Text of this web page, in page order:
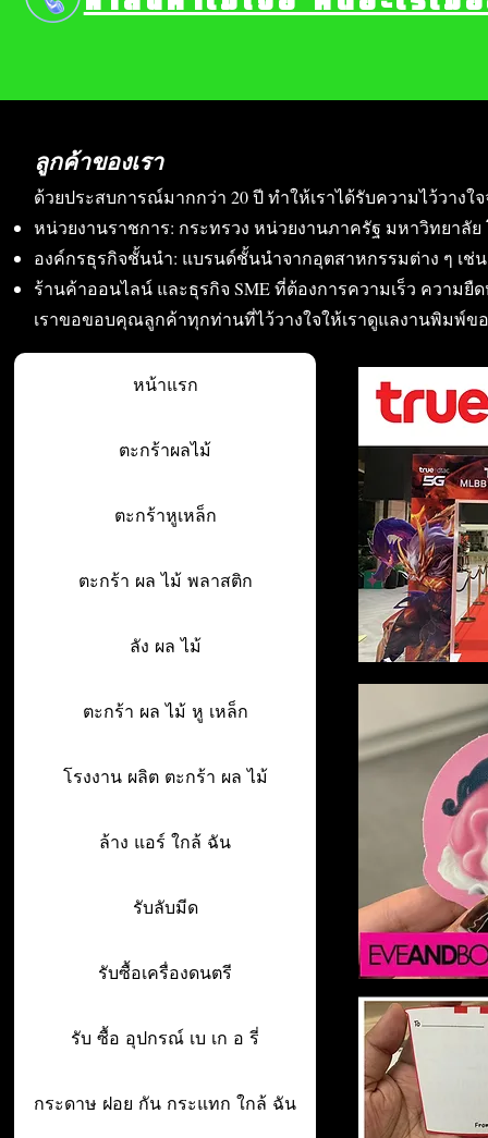
ลูกค้าของเรา
ด้วยประสบการณ์มากกว่า 20 ปี ทำให้เราได้รับความไว้วา
หน่วยงานราชการ: กระทรวง หน่วยงานภาครัฐ มหาวิทยาลัย
องค์กรธุรกิจชั้นนำ: แบรนด์ชั้นนำจากอุตสาหกรรมต่าง ๆ เช่
ร้านค้าออนไลน์ และธุรกิจ SME ที่ต้องการความเร็ว ความยื
เราขอขอบคุณลูกค้าทุกท่านที่ไว้วางใจให้เราดูแลงานพิมพ์ข
หน้าแรก
ตะกร้าผลไม้
ตะกร้าหูเหล็ก
ตะกร้า ผล ไม้ พลาสติก
ลัง ผล ไม้
ตะกร้า ผล ไม้ หู เหล็ก
โรงงาน ผลิต ตะกร้า ผล ไม้
ล้าง แอร์ ใกล้ ฉัน
รับลับมีด
รับซื้อเครื่องดนตรี
รับ ซื้อ อุปกรณ์ เบ เก อ รี่
กระดาษ ฝอย กัน กระแทก ใกล้ ฉัน